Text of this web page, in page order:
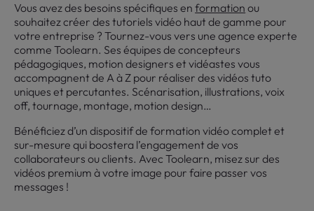
Vous avez des besoins spécifiques enformation ou
souhaitez créer des tutoriels vidéo haut de gamme pour
votre entreprise ? Tournez-vous vers une agence experte
comme Toolearn. Ses équipes de concepteurs
pédagogiques, motion designers et vidéastes vous
accompagnent de A à Z pour réaliser des vidéos tuto
uniques et percutantes. Scénarisation, illustrations, voix
off, tournage, montage, motion design…
Bénéficiez d’un dispositif de formation vidéo complet et
sur-mesure qui boostera l’engagement de vos
collaborateurs ou clients. Avec Toolearn, misez sur des
vidéos premium à votre image pour faire passer vos
messages !